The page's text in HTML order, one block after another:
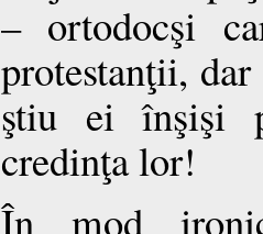
– ortodocşi
protestanţii,
ştiu ei înşişi
credinţa lor!
În mod